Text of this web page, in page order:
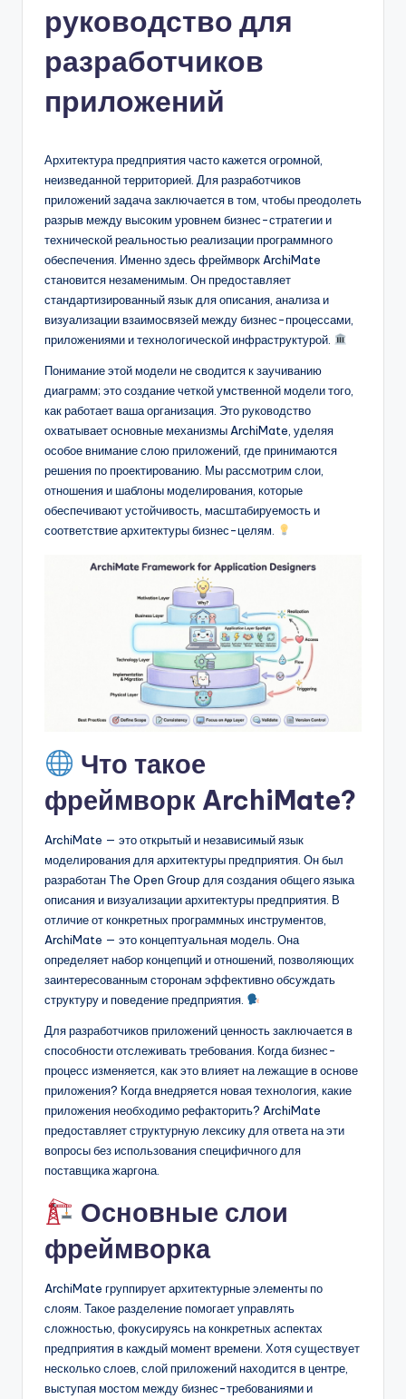
A
o
w
&
D
it
руководство для
разработчиков
приложений
Архитектура предприятия часто кажется огромной,
неизведанной территорией. Для разработчиков
приложений задача заключается в том, чтобы преодолеть
разрыв между высоким уровнем бизнес-стратегии и
технической реальностью реализации программного
обеспечения. Именно здесь фреймворк ArchiMate
становится незаменимым. Он предоставляет
стандартизированный язык для описания, анализа и
визуализации взаимосвязей между бизнес-процессами,
приложениями и технологической инфраструктурой.
Понимание этой модели не сводится к заучиванию
диаграмм; это создание четкой умственной модели того,
как работает ваша организация. Это руководство
охватывает основные механизмы ArchiMate, уделяя
особое внимание слою приложений, где принимаются
решения по проектированию. Мы рассмотрим слои,
отношения и шаблоны моделирования, которые
обеспечивают устойчивость, масштабируемость и
соответствие архитектуры бизнес-целям.
Что такое
фреймворк ArchiMate?
ArchiMate — это открытый и независимый язык
моделирования для архитектуры предприятия. Он был
разработан The Open Group для создания общего языка
описания и визуализации архитектуры предприятия. В
отличие от конкретных программных инструментов,
ArchiMate — это концептуальная модель. Она
определяет набор концепций и отношений, позволяющих
заинтересованным сторонам эффективно обсуждать
структуру и поведение предприятия.
Для разработчиков приложений ценность заключается в
способности отслеживать требования. Когда бизнес-
процесс изменяется, как это влияет на лежащие в основе
приложения? Когда внедряется новая технология, какие
приложения необходимо рефакторить? ArchiMate
предоставляет структурную лексику для ответа на эти
вопросы без использования специфичного для
поставщика жаргона.
Основные слои
фреймворка
ArchiMate группирует архитектурные элементы по
слоям. Такое разделение помогает управлять
сложностью, фокусируясь на конкретных аспектах
предприятия в каждый момент времени. Хотя существует
несколько слоев, слой приложений находится в центре,
выступая мостом между бизнес-требованиями и